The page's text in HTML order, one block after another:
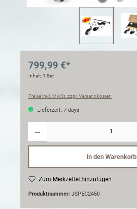
799,99 €*
Inhalt:1 Set
Preise inkl. MwSt. zzgl. Versandkosten
Lieferzeit: 7 days
In den Warenkorb
Zum Merkzettel hinzufügen
Produktnummer: JSPEC2450